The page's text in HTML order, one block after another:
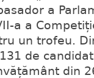
a
a a
un trofeu.
de
din